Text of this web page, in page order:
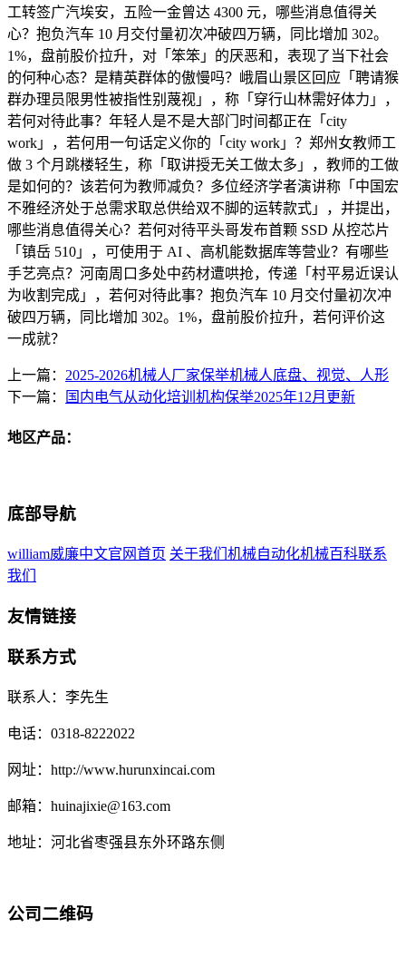
工转签广汽埃安，五险一金曾达 4300 元，哪些消息值得关
心？抱负汽车 10 月交付量初次冲破四万辆，同比增加 302。
1%，盘前股价拉升，对「笨笨」的厌恶和，表现了当下社会
的何种心态？是精英群体的傲慢吗？峨眉山景区回应「聘请猴
群办理员限男性被指性别蔑视」，称「穿行山林需好体力」，
若何对待此事？年轻人是不是大部门时间都正在「city
work」，若何用一句话定义你的「city work」？郑州女教师工
做 3 个月跳楼轻生，称「取讲授无关工做太多」，教师的工做
是如何的？该若何为教师减负？多位经济学者演讲称「中国宏
不雅经济处于总需求取总供给双不脚的运转款式」，并提出，
哪些消息值得关心？若何对待平头哥发布首颗 SSD 从控芯片
「镇岳 510」，可使用于 AI 、高机能数据库等营业？有哪些
手艺亮点？河南周口多处中药材遭哄抢，传递「村平易近误认
为收割完成」，若何对待此事？抱负汽车 10 月交付量初次冲
破四万辆，同比增加 302。1%，盘前股价拉升，若何评价这
一成就？
上一篇： 2025-2026机械人厂家保举机械人底盘、视觉、人形
下一篇：
国内电气从动化培训机构保举2025年12月更新
地区产品：
底部导航
william威廉中文官网首页 关于我们 机械自动化机械百科联系
我们
友情链接
联系方式
联系人：李先生
电话：0318-8222022
网址：http://www.hurunxincai.com
邮箱：huinajixie@163.com
地址：河北省枣强县东外环路东侧
公司二维码